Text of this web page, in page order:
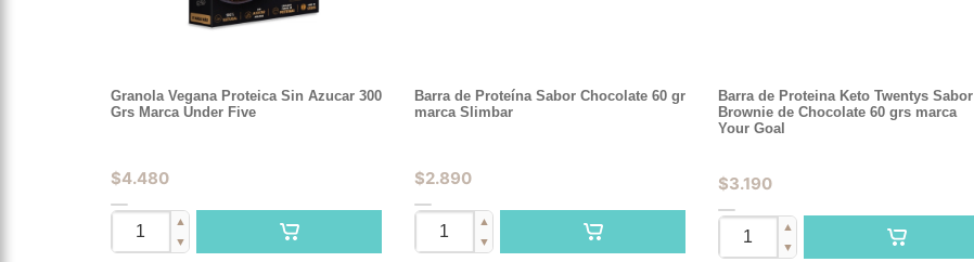
Granola Vegana Proteica Sin Azucar 300
Grs Marca Under Five
$4.480
▲
▼
Barra de Proteína Sabor Chocolate 60 gr
marca Slimbar
$2.890
▲
▼
Barra de Proteina Keto Twentys Sabor
Brownie de Chocolate 60 grs marca
Your Goal
$3.190
▲
▼